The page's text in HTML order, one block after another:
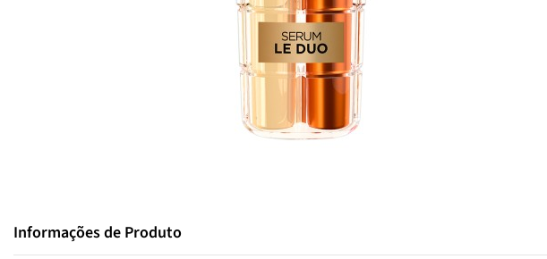
Informações de Produto